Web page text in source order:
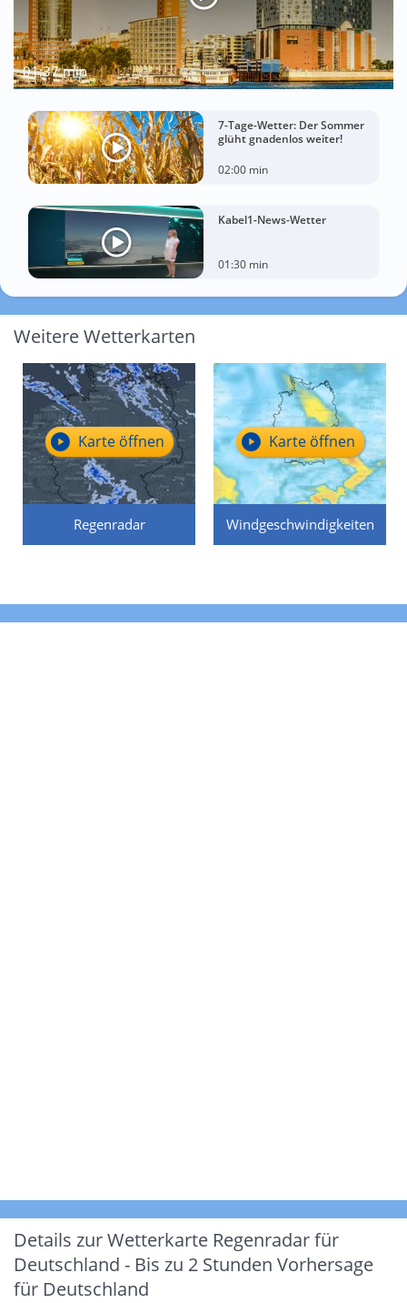
01:37 min
7-Tage-Wetter: Der Sommer
glüht gnadenlos weiter!
02:00 min
Kabel1-News-Wetter
01:30 min
Weitere Wetterkarten
Regenradar
Karte öffnen
Windgeschwindigkeiten
Karte öffnen
Details zur Wetterkarte Regenradar für
Deutschland - Bis zu 2 Stunden Vorhersage
für Deutschland